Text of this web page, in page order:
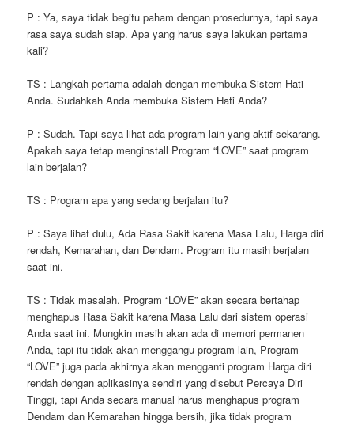
P : Ya, saya tidak begitu paham dengan prosedurnya, tapi saya
rasa saya sudah siap. Apa yang harus saya lakukan pertama
kali?
TS : Langkah pertama adalah dengan membuka Sistem Hati
Anda. Sudahkah Anda membuka Sistem Hati Anda?
P : Sudah. Tapi saya lihat ada program lain yang aktif sekarang.
Apakah saya tetap menginstall Program “LOVE” saat program
lain berjalan?
TS : Program apa yang sedang berjalan itu?
P : Saya lihat dulu, Ada Rasa Sakit karena Masa Lalu, Harga diri
rendah, Kemarahan, dan Dendam. Program itu masih berjalan
saat ini.
TS : Tidak masalah. Program “LOVE” akan secara bertahap
menghapus Rasa Sakit karena Masa Lalu dari sistem operasi
Anda saat ini. Mungkin masih akan ada di memori permanen
Anda, tapi itu tidak akan menggangu program lain, Program
“LOVE” juga pada akhirnya akan mengganti program Harga diri
rendah dengan aplikasinya sendiri yang disebut Percaya Diri
Tinggi, tapi Anda secara manual harus menghapus program
Dendam dan Kemarahan hingga bersih, jika tidak program